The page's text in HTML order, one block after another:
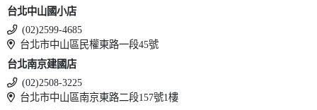
台北中山國小店
(02)2599-4685
台北市中山區民權東路一段45號
台北南京建國店
(02)2508-3225
台北市中山區南京東路二段157號1樓